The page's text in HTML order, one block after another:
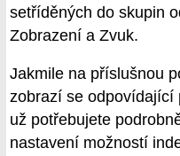
setříděných do skupin
Zobrazení a Zvuk.
Jakmile na příslušnou
zobrazí se odpovídající
už potřebujete
nastavení možností